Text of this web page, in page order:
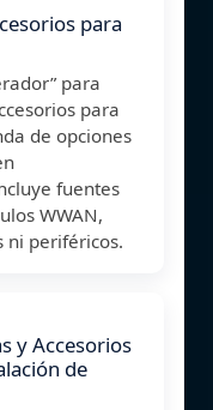
para
para
para
de opciones
fuentes
WWAN,
ni periféricos.
y Accesorios
de